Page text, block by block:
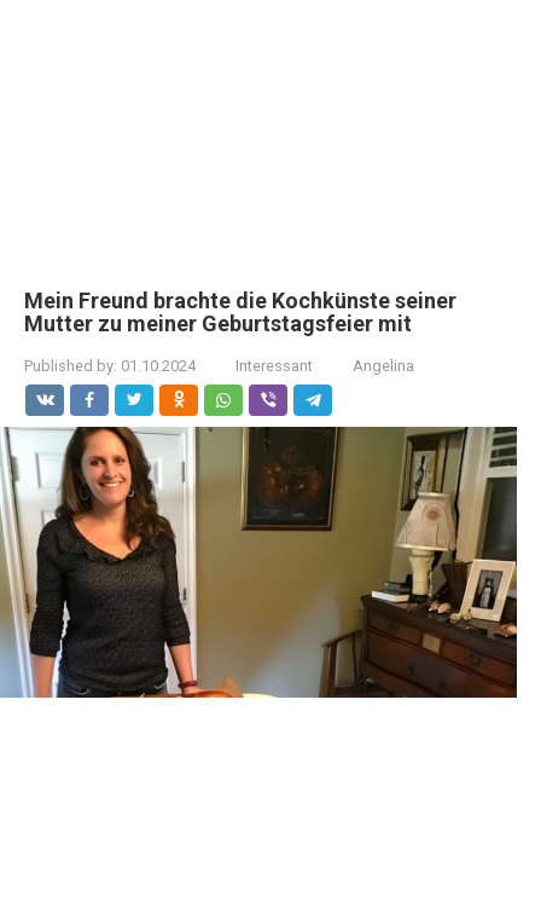
Mein Freund brachte die Kochkünste seiner
Mutter zu meiner Geburtstagsfeier mit
Published by: 01.10.2024 Interessant Angelina